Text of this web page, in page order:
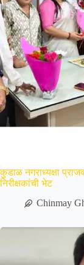
कुडाळ नगराध्यक्षा
निरीक्षकांची भेट
Chinmay